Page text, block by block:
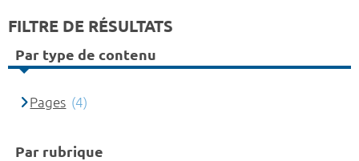
FILTRE DE RÉSULTATS
Par type de contenu
Pages (4)
Par rubrique